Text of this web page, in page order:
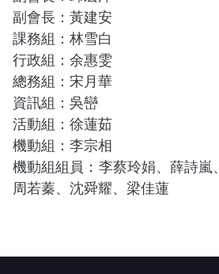
課程地圖
課程地圖主頁
英文組 - 升學及就業方向
日文組 - 升學及就業方向
活動花絮
系學會幹部
加入系學會群組
副會長：黃建安
課務組：林雪白
行政組：余惠雯
總務組：宋月華
資訊組：吳巒
活動組：徐蓮茹
機動組：李宗相
機動組組員：李蔡玲娟、 薛詩嵐
周若蓁、沈舜耀、梁佳蓮